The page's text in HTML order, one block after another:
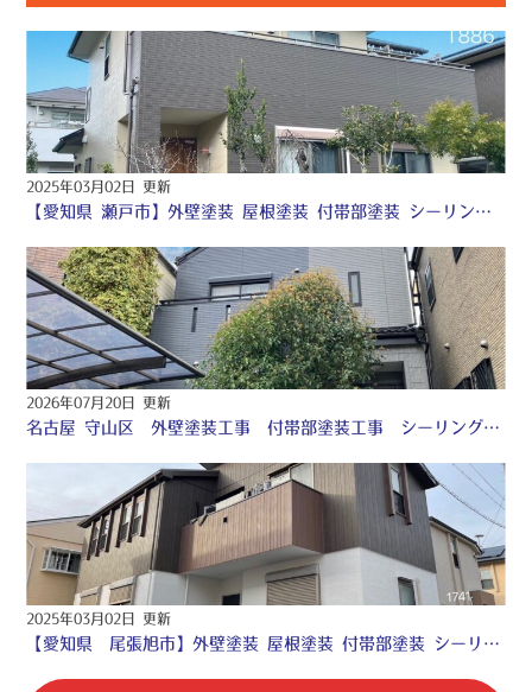
2025年03月02日 更新
【愛知県 瀬戸市】外壁塗装 屋根塗装 付帯部塗装 シーリング工事 〇
2026年07月20日 更新
名古屋 守山区 外壁塗装工事 付帯部塗装工事 シーリング工事 ♢
2025年03月02日 更新
【愛知県 尾張旭市】外壁塗装 屋根塗装 付帯部塗装 シーリング工事 防水工事♧